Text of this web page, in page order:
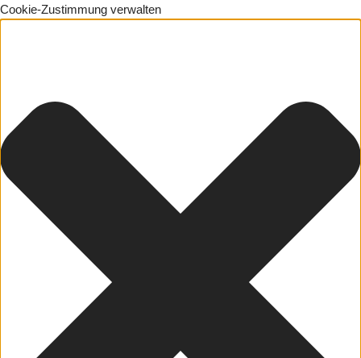
Cookie-Zustimmung verwalten